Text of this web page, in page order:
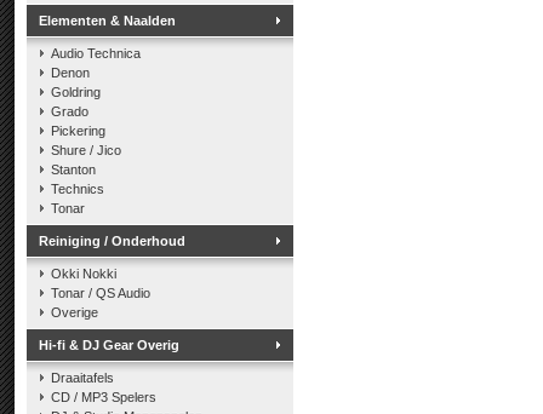
Elementen & Naalden
Audio Technica
Denon
Goldring
Grado
Pickering
Shure / Jico
Stanton
Technics
Tonar
Reiniging / Onderhoud
Okki Nokki
Tonar / QS Audio
Overige
Hi-fi & DJ Gear Overig
Draaitafels
CD / MP3 Spelers